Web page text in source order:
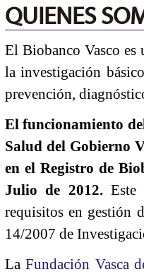
QUIENES
El Biobanco Vasco es
la investigación
prevención,
El funcionamiento
Salud del Gobierno
en el Registro de
Julio de 2012.
requisitos en gestión
14/2007 de
LaFundación Vasca